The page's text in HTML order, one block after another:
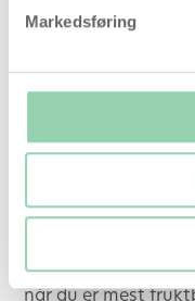
Markedsføring
Vi anbefaler å
gå glipp av LH-
deres LH-økning
24 timer), så for
vår anbefaling at
f.eks. morgen og
Ved å teste to
nøyaktig forventet
når du er mest